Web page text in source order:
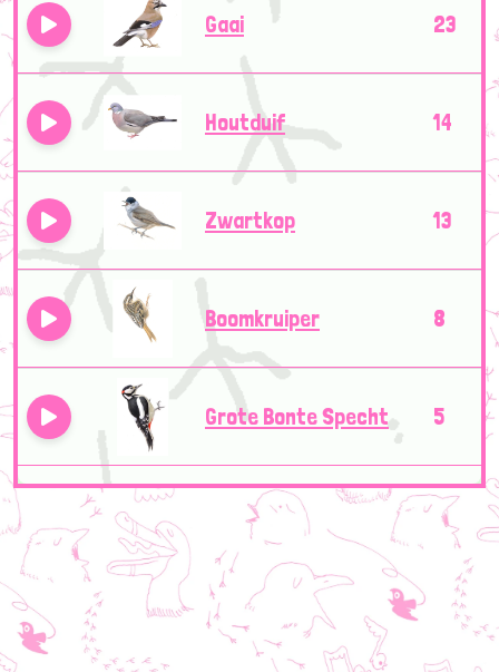
Gaai 23
Houtduif 14
Zwartkop 13
Boomkruiper 8
Grote Bonte Specht 5